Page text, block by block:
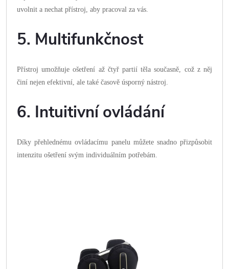
uvolnit a nechat přístroj, aby pracoval za vás.
5. Multifunkčnost
Přístroj umožňuje ošetření až čtyř partií těla současně, což z něj
činí nejen efektivní, ale také časově úsporný nástroj.
6. Intuitivní ovládání
Díky přehlednému ovládacímu panelu můžete snadno přizpůsobit
intenzitu ošetření svým individuálním potřebám.